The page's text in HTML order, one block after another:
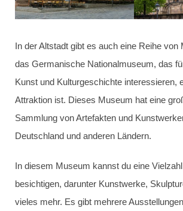
In der Altstadt gibt es auch eine Reihe von
das Germanische Nationalmuseum, das
Kunst und Kulturgeschichte interessieren,
Attraktion ist. Dieses Museum hat eine
Sammlung von Artefakten und
Deutschland und anderen Ländern.
In diesem Museum kannst du eine
besichtigen, darunter Kunstwerke,
vieles mehr. Es gibt mehrere